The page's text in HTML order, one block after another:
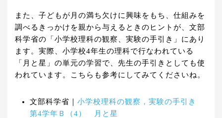
また、子どもが月の満ち欠けに興味をもち、仕組みを
調べるきっかけを親から与えるときのヒントが、文部
科学省の「小学校理科の観察、実験の手引き」にあり
ます。実際、小学校4年生の理科で行なわれている
「月と星」の単元の学習で、先生の手引きとしても使
われています。こちらも参考にしてみてくださいね。
文部科学省｜ 小学校理科の観察，実験の手引き
第4学年Ｂ（4） 月と星